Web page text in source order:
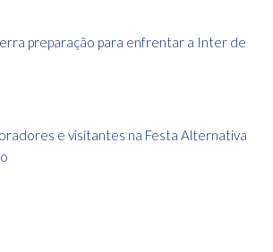
preparação para enfrentar a Inter de
e visitantes na Festa Alternativa